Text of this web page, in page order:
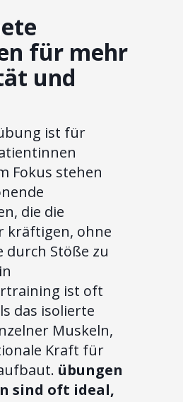
für mehr
und
ist für
Fokus stehen
die die
kräftigen, ohne
durch Stöße zu
ist oft
das isolierte
Muskeln,
Kraft für
übungen
sind oft ideal,